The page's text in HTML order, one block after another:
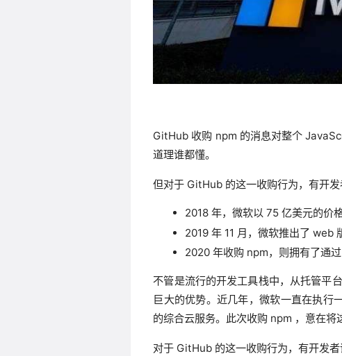
GitHub 收购 npm 的消息对整个
道理谁都懂。
但对于 GitHub 的这一收购行为，有开
2018 年，微软以 75 亿美元的价
2019 年 11 月，微软推出了 web
2020 年收购 npm，则拥有了通
不管是流行的开发工具栈中，从托管平
巨大的优势。近几年，微软一直在执行
的综合云服务。此次收购 npm ，意在将
对于 GitHub 的这一收购行为，有开发者